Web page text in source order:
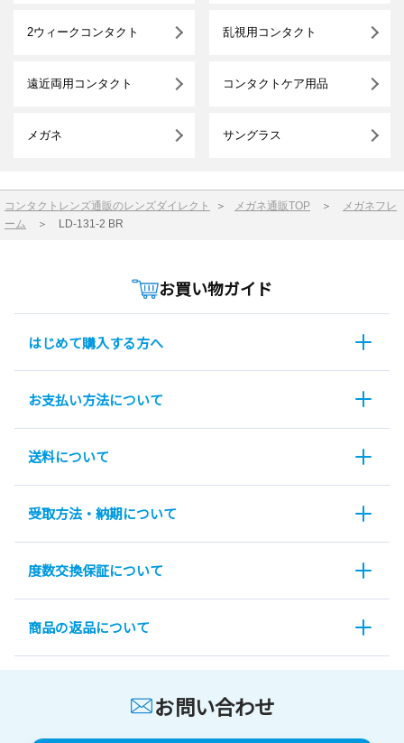
2ウィークコンタクト 乱視用コンタクト
遠近両用コンタクト コンタクトケア用品
メガネ サングラス
コンタクトレンズ通販のレンズダイレクト ＞ メガネ通販TOP ＞
メガネフレ
ーム
＞ LD-131-2 BR
お買い物ガイド
はじめて購入する方へ
お支払い方法について
送料について
受取方法・納期について
度数交換保証について
商品の返品について
お問い合わせ